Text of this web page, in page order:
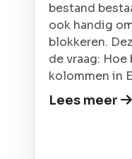
bestand
ook handig
blokkeren.
de vraag:
kolommen in
Lees meer